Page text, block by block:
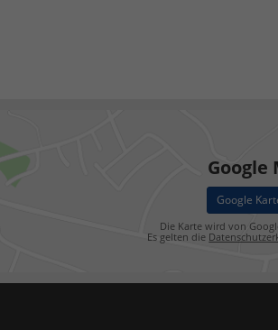
Google
Google
Die Karte wird von
Es gelten die